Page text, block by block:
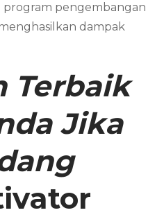
program pengembangan
dampak
Terbaik
Jika